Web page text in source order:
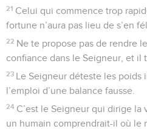
21 Celui qui commence trop
fortune n’aura pas lieu de s’en
22 Ne te propose pas de rendre
confiance dans le Seigneur, et il
23 Le Seigneur déteste les poids
l’emploi d’une balance fausse.
24 C’est le Seigneur qui dirige la
un humain comprendrait-il où le